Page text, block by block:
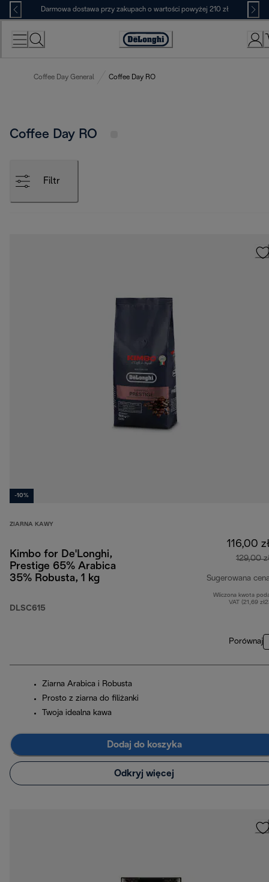
Skip
to
Content
Darmowa dostawa przy zakupach o wartości powyżej 210 zł
Deklaracja
Coffee Day General Coffee Day RO
Coffee Day RO
Filtr
-10%
ZIARNA KAWY
Kimbo for De'Longhi,
Prestige 65% Arabica
35% Robusta, 1 kg
DLSC615
116,00
129,00
Sugerowana
Wliczona kwota
VAT (21,69
Porównaj
Ziarna Arabica i Robusta
Prosto z ziarna do filiżanki
Twoja idealna kawa
Dodaj do koszyka
Odkryj więcej